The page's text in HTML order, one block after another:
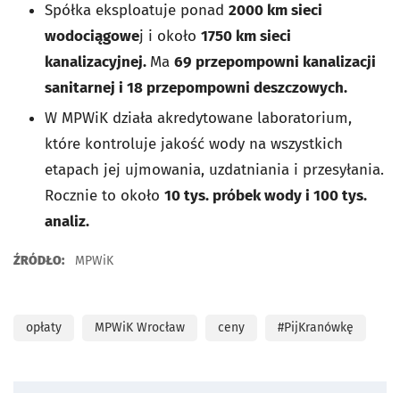
Spółka eksploatuje ponad 2000 km sieci
wodociągowej i około 1750 km sieci
kanalizacyjnej. Ma 69 przepompowni kanalizacji
sanitarnej i 18 przepompowni deszczowych.
W MPWiK działa akredytowane laboratorium,
które kontroluje jakość wody na wszystkich
etapach jej ujmowania, uzdatniania i przesyłania.
Rocznie to około 10 tys. próbek wody i 100 tys.
analiz.
ŹRÓDŁO: MPWiK
opłaty MPWiK Wrocław ceny #PijKranówkę